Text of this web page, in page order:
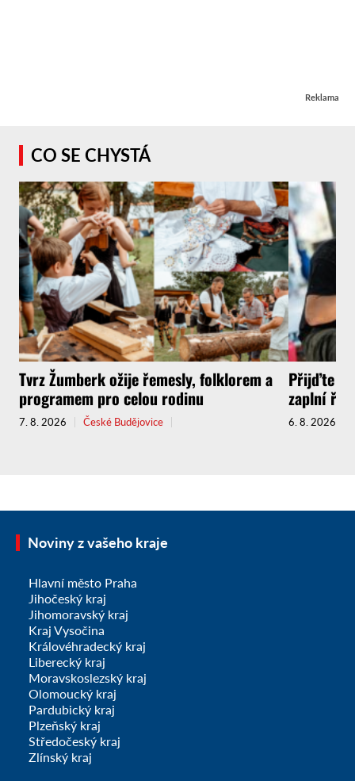
Reklama
CO SE CHYSTÁ
Tvrz Žumberk ožije řemesly, folklorem a
programem pro celou rodinu
7. 8. 2026 České Budějovice
Přijďte
zaplní
6. 8. 2026
Noviny z vašeho kraje
Hlavní město Praha
Jihočeský kraj
Jihomoravský kraj
Kraj Vysočina
Královéhradecký kraj
Liberecký kraj
Moravskoslezský kraj
Olomoucký kraj
Pardubický kraj
Plzeňský kraj
Středočeský kraj
Zlínský kraj